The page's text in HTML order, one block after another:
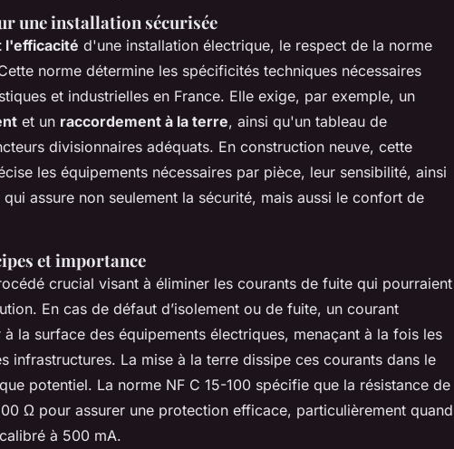
une installation sécurisée
l'efficacité d'une installation électrique, le respect de la norme
norme détermine les spécificités techniques nécessaires
et industrielles en France. Elle exige, par exemple, un
et un raccordement à la terre, ainsi qu'un tableau de
divisionnaires adéquats. En construction neuve, cette
les équipements nécessaires par pièce, leur sensibilité, ainsi
assure non seulement la sécurité, mais aussi le confort de
et importance
crucial visant à éliminer les courants de fuite qui pourraient
En cas de défaut d’isolement ou de fuite, un courant
la surface des équipements électriques, menaçant à la fois les
infrastructures. La mise à la terre dissipe ces courants dans le
potentiel. La norme NF C 15-100 spécifie que la résistance de
Ω pour assurer une protection efficace, particulièrement quand
à 500 mA.